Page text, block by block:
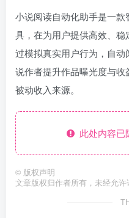
小说阅读自动化助手是一
具，在为用户提供高效、
过模拟真实用户行为，自
说作者提升作品曝光度与
被动收入来源。
此处内容已
© 版权声明
文章版权归作者所有，未经允许